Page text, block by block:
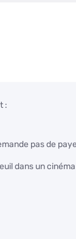
:
pas de
dans un cinéma